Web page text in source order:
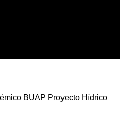
BUAP Proyecto Hídrico